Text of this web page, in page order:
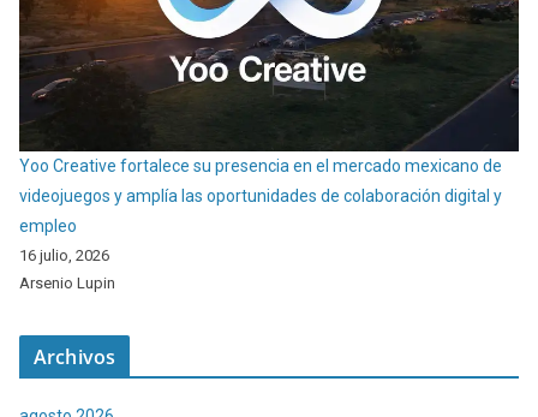
Yoo Creative fortalece su presencia en el mercado mexicano de
videojuegos y amplía las oportunidades de colaboración digital y
empleo
16 julio, 2026
Arsenio Lupin
Archivos